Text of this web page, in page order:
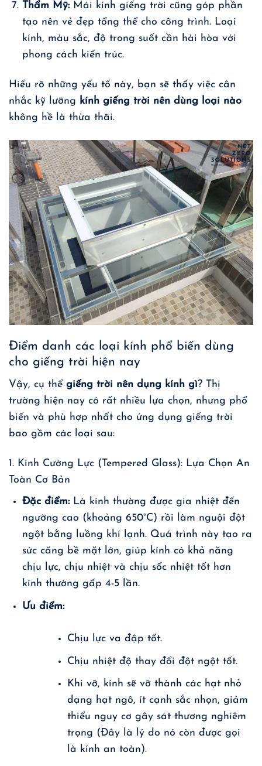
Thẩm Mỹ:Mái kính giếng trời cũng góp phần
tạo nên vẻ đẹp tổng thể cho công trình. Loại
kính, màu sắc, độ trong suốt cần hài hòa với
phong cách kiến trúc.
Hiểu rõ những yếu tố này, bạn sẽ thấy việc cân
nhắc kỹ lưỡng kính giếng trời nên dùng loại nào
không hề là thừa thãi.
Điểm danh các loại kính phổ biến dùng
cho giếng trời hiện nay
Vậy, cụ thể giếng trời nên dụng kính gì? Thị
trường hiện nay có rất nhiều lựa chọn, nhưng phổ
biến và phù hợp nhất cho ứng dụng giếng trời
bao gồm các loại sau:
1. Kính Cường Lực (Tempered Glass): Lựa Chọn An
Toàn Cơ Bản
Đặc điểm:Là kính thường được gia nhiệt đến
ngưỡng cao (khoảng 650°C) rồi làm nguội đột
ngột bằng luồng khí lạnh. Quá trình này tạo ra
sức căng bề mặt lớn, giúp kính có khả năng
chịu lực, chịu nhiệt và chịu sốc nhiệt tốt hơn
kính thường gấp 4-5 lần.
Ưu điểm:
Chịu lực va đập tốt.
Chịu nhiệt độ thay đổi đột ngột tốt.
Khi vỡ, kính sẽ vỡ thành các hạt nhỏ
dạng hạt ngô, ít cạnh sắc nhọn, giảm
thiểu nguy cơ gây sát thương nghiêm
trọng (Đây là lý do nó còn được gọi
là kính an toàn).